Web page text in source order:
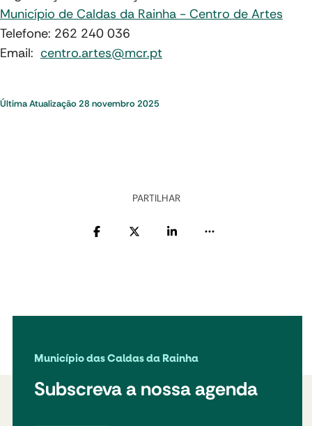
Município de Caldas da Rainha - Centro de Artes
Telefone: 262 240 036
Email: centro.artes@mcr.pt
Última Atualização28 novembro 2025
PARTILHAR
Município das Caldas da Rainha
Subscreva a nossa agenda